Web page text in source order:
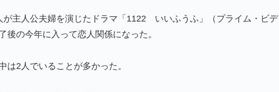
が主人公夫婦を演じたドラマ「1122 いいふうふ」（プライム・ビデ
後の今年に入って恋人関係になった。
は2人でいることが多かった。